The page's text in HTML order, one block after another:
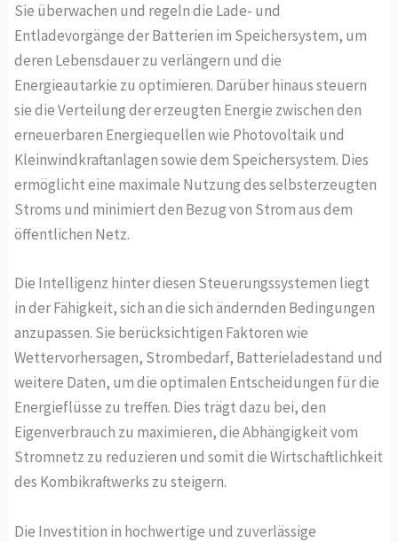
Sie überwachen und regeln die Lade- und
Entladevorgänge der Batterien im Speichersystem, um
deren Lebensdauer zu verlängern und die
Energieautarkie zu optimieren. Darüber hinaus steuern
sie die Verteilung der erzeugten Energie zwischen den
erneuerbaren Energiequellen wie Photovoltaik und
Kleinwindkraftanlagen sowie dem Speichersystem. Dies
ermöglicht eine maximale Nutzung des selbsterzeugten
Stroms und minimiert den Bezug von Strom aus dem
öffentlichen Netz.
Die Intelligenz hinter diesen Steuerungssystemen liegt
in der Fähigkeit, sich an die sich ändernden Bedingungen
anzupassen. Sie berücksichtigen Faktoren wie
Wettervorhersagen, Strombedarf, Batterieladestand und
weitere Daten, um die optimalen Entscheidungen für die
Energieflüsse zu treffen. Dies trägt dazu bei, den
Eigenverbrauch zu maximieren, die Abhängigkeit vom
Stromnetz zu reduzieren und somit die Wirtschaftlichkeit
des Kombikraftwerks zu steigern.
Die Investition in hochwertige und zuverlässige